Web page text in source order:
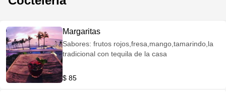
Margaritas
Sabores: frutos rojos,fresa,mango,tamarindo,la
tradicional con tequila de la casa
$ 85